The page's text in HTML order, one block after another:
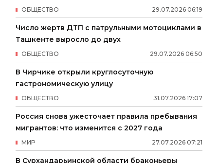
29.07.2026 06:19
ОБЩЕСТВО
Число жертв ДТП с патрульными мотоциклами в
Ташкенте выросло до двух
29.07.2026 06:50
ОБЩЕСТВО
В Чирчике открыли круглосуточную
гастрономическую улицу
31.07.2026 17:07
ОБЩЕСТВО
Россия снова ужесточает правила пребывания
мигрантов: что изменится с 2027 года
27.07.2026 07:21
МИР
В Сурхандарьинской области браконьеры